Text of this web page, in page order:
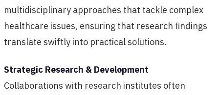
multidisciplinary approaches that tackle complex
healthcare issues, ensuring that research findings
translate swiftly into practical solutions.
Strategic Research & Development
Collaborations with research institutes often